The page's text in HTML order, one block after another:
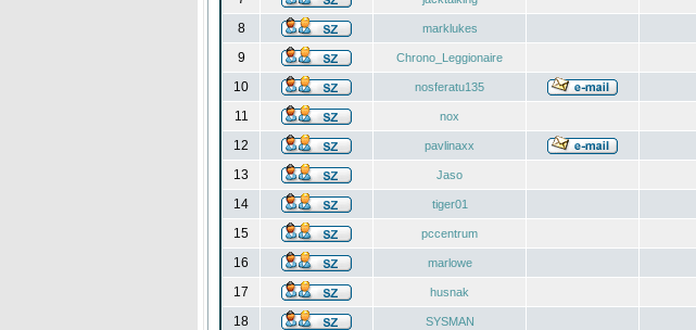
8
marklukes
9
Chrono_Leggionaire
10
nosferatu135
11
nox
12
pavlinaxx
13
Jaso
14
tiger01
15
pccentrum
16
marlowe
17
husnak
18
SYSMAN